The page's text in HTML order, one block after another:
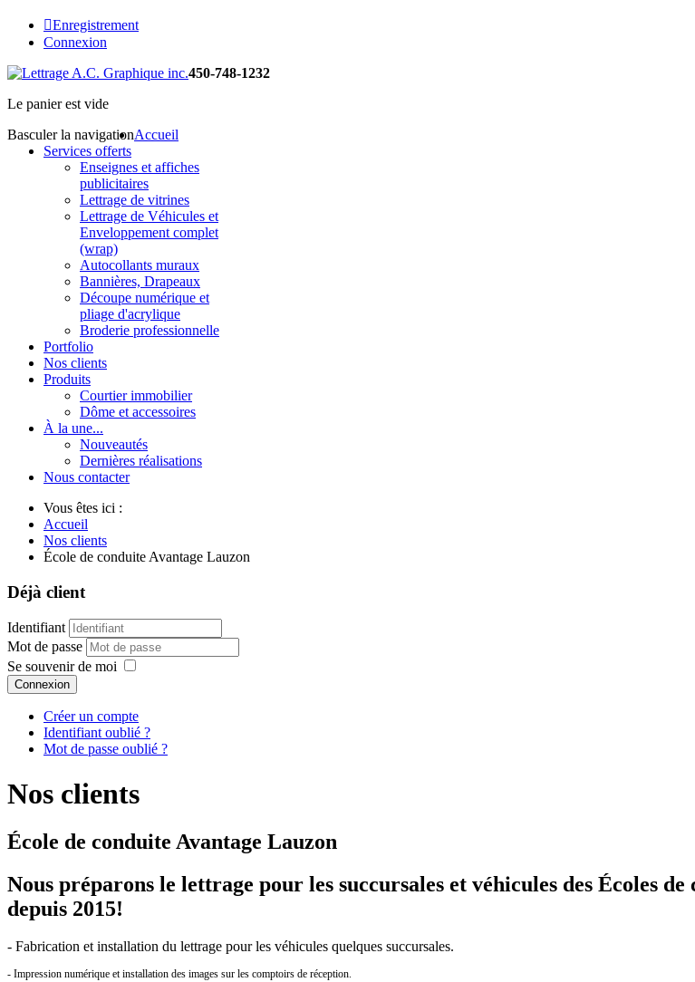
Enregistrement
Connexion
450-748-1232
Le panier est vide
Basculer la navigationAccueil
Services offerts
Enseignes et affiches
publicitaires
Lettrage de vitrines
Lettrage de Véhicules et
Enveloppement complet
(wrap)
Autocollants muraux
Bannières, Drapeaux
Découpe numérique et
pliage d'acrylique
Broderie professionnelle
Portfolio
Nos clients
Produits
Courtier immobilier
Dôme et accessoires
À la une...
Nouveautés
Dernières réalisations
Nous contacter
Vous êtes ici :
Accueil
Nos clients
École de conduite Avantage Lauzon
Déjà client
Identifiant
Mot de passe
Se souvenir de moi
Connexion
Créer un compte
Identifiant oublié ?
Mot de passe oublié ?
Nos clients
École de conduite Avantage Lauzon
Nous préparons le lettrage pour les succursales et véhicules des Écoles
depuis 2015!
- Fabrication et installation du lettrage pour les véhicules quelques succursales.
- Impression numérique et installation des images sur les comptoirs de réception.